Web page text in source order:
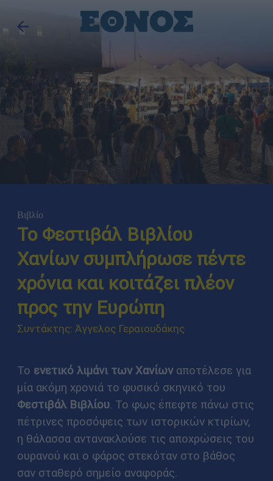
Βιβλίο
Το Φεστιβάλ Βιβλίου
Χανίων συμπλήρωσε πέντε
χρόνια και κοιτάζει πλέον
προς την Ευρώπη
Συντάκτης: Άγγελος Γεραιουδάκης
Το ενετικό λιμάνι των Χανίωναποτέλεσε για
μία ακόμη χρονιά το φυσικό σκηνικό του
Φεστιβάλ Βιβλίου. Το φως έπεφτε πάνω στις
πέτρινες προσόψεις των ιστορικών κτιρίων,
η θάλασσα αντανακλούσε τις αποχρώσεις του
ουρανού και ο φάρος στεκόταν στο βάθος
σαν σταθερό σημείο αναφοράς.